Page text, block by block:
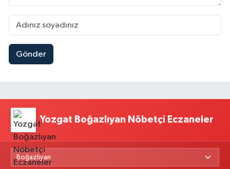
Gönder
Yozgat Boğazlıyan Nöbetçi Eczaneler